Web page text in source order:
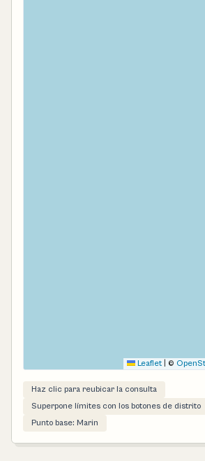
Leaflet ©
Haz clic para reubicar la consulta
Superpone límites con los botones de distrito
Punto base: Marin